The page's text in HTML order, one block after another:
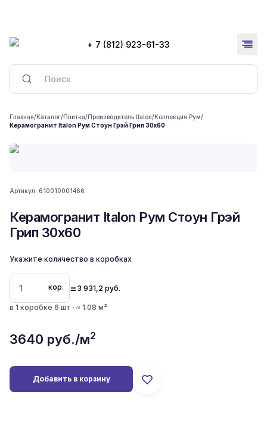
+ 7 (812) 923-61-33
Главная/Каталог/Плитка/Производитель Italon/Коллекция Рум/
Керамогранит Italon Рум Стоун Грэй Грип 30x60
Артикул: 610010001466
Керамогранит Italon Рум Стоун Грэй
Грип 30x60
Укажите количество в коробках
кор. = 3 931,2 руб.
в 1 коробке 6 шт · ≈ 1.08 м²
3640 руб./м2
Добавить в корзину